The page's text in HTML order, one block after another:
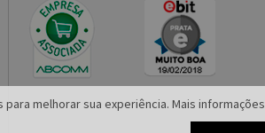
melhorar sua experiência. Mais informações